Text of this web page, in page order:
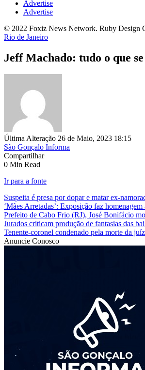
Advertise
Advertise
© 2022 Foxiz News Network. Ruby Design
Rio de Janeiro
Jeff Machado: tudo o que
Última Alteração 26 de Maio, 2023 18:15
São Gonçalo Informa
Compartilhar
0 Min Read
Ir para a fonte
Suspeita é presa por dopar e matar ex-
‘Mães Arretadas’: Exposição faz
Prefeito de Cabo Frio (RJ), José Bonifácio
Jurados criticam produção de fantasias das
Tenente-coronel condenado pela morte da
Anuncie Conosco